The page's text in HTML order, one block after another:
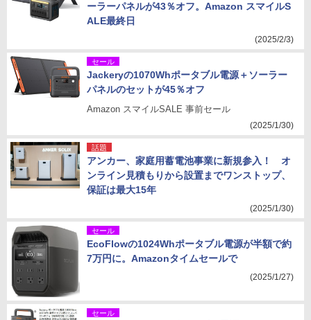
ーラーパネルが43％オフ。Amazon スマイルS
ALE最終日
(2025/2/3)
セール
Jackeryの1070Whポータブル電源＋ソーラー
パネルのセットが45％オフ
Amazon スマイルSALE 事前セール
(2025/1/30)
話題
アンカー、家庭用蓄電池事業に新規参入！ オ
ンライン見積もりから設置までワンストップ、
保証は最大15年
(2025/1/30)
セール
EcoFlowの1024Whポータブル電源が半額で約
7万円に。Amazonタイムセールで
(2025/1/27)
セール